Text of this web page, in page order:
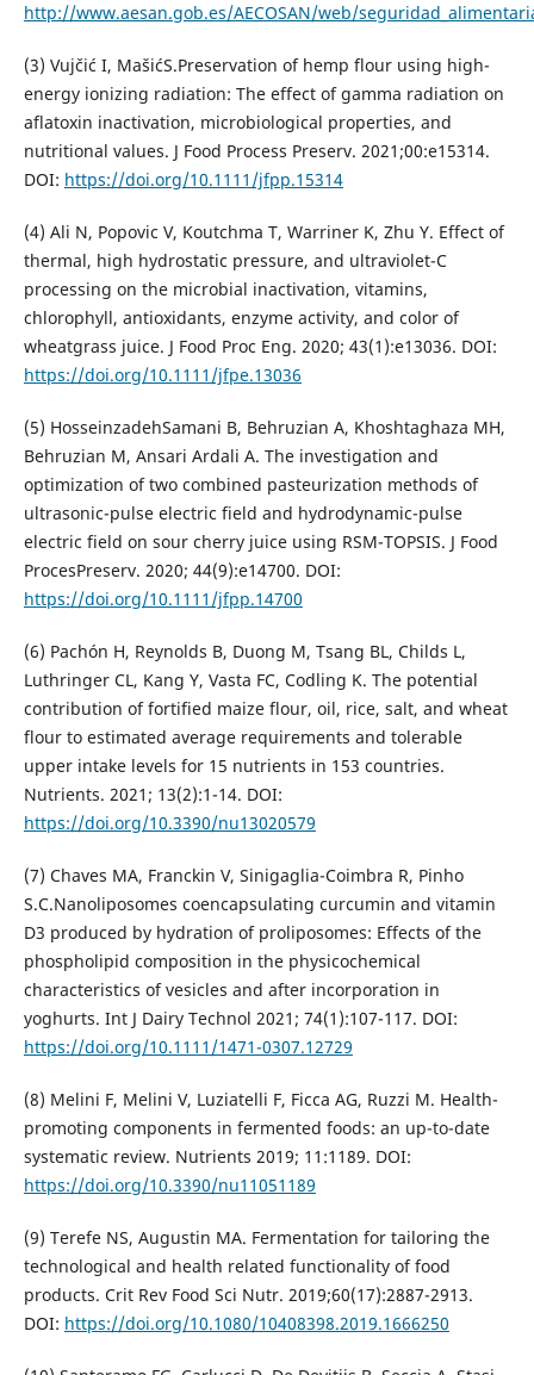
http://www.aesan.gob.es/AECOSAN/web/
(3) Vujčić I, MašićS.Preservation of hemp flour using high-
energy ionizing radiation: The effect of gamma radiation on
aflatoxin inactivation, microbiological properties, and
nutritional values. J Food Process Preserv. 2021;00:e15314.
DOI: https://doi.org/10.1111/jfpp.15314
(4) Ali N, Popovic V, Koutchma T, Warriner K, Zhu Y. Effect of
thermal, high hydrostatic pressure, and ultraviolet-C
processing on the microbial inactivation, vitamins,
chlorophyll, antioxidants, enzyme activity, and color of
wheatgrass juice. J Food Proc Eng. 2020; 43(1):e13036. DOI:
https://doi.org/10.1111/jfpe.13036
(5) HosseinzadehSamani B, Behruzian A, Khoshtaghaza MH,
Behruzian M, Ansari Ardali A. The investigation and
optimization of two combined pasteurization methods of
ultrasonic-pulse electric field and hydrodynamic-pulse
electric field on sour cherry juice using RSM-TOPSIS. J Food
ProcesPreserv. 2020; 44(9):e14700. DOI:
https://doi.org/10.1111/jfpp.14700
(6) Pachón H, Reynolds B, Duong M, Tsang BL, Childs L,
Luthringer CL, Kang Y, Vasta FC, Codling K. The potential
contribution of fortified maize flour, oil, rice, salt, and wheat
flour to estimated average requirements and tolerable
upper intake levels for 15 nutrients in 153 countries.
Nutrients. 2021; 13(2):1-14. DOI:
https://doi.org/10.3390/nu13020579
(7) Chaves MA, Franckin V, Sinigaglia-Coimbra R, Pinho
S.C.Nanoliposomes coencapsulating curcumin and vitamin
D3 produced by hydration of proliposomes: Effects of the
phospholipid composition in the physicochemical
characteristics of vesicles and after incorporation in
yoghurts. Int J Dairy Technol 2021; 74(1):107-117. DOI:
https://doi.org/10.1111/1471-0307.12729
(8) Melini F, Melini V, Luziatelli F, Ficca AG, Ruzzi M. Health-
promoting components in fermented foods: an up-to-date
systematic review. Nutrients 2019; 11:1189. DOI:
https://doi.org/10.3390/nu11051189
(9) Terefe NS, Augustin MA. Fermentation for tailoring the
technological and health related functionality of food
products. Crit Rev Food Sci Nutr. 2019;60(17):2887-2913.
DOI: https://doi.org/10.1080/10408398.2019.1666250